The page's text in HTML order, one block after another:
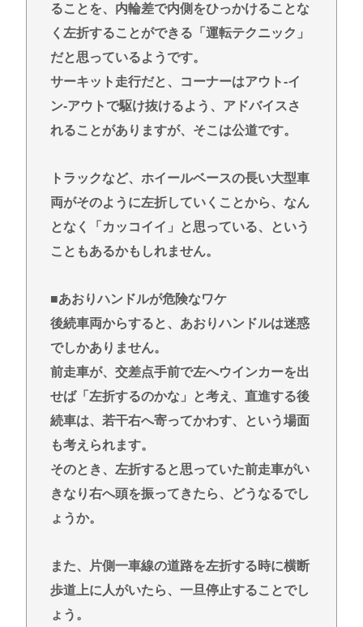
ることを、内輪差で内側をひっかけることな
く左折することができる「運転テクニック」
だと思っているようです。
サーキット走行だと、コーナーはアウト-イ
ン-アウトで駆け抜けるよう、アドバイスさ
れることがありますが、そこは公道です。
トラックなど、ホイールベースの長い大型車
両がそのように左折していくことから、なん
となく「カッコイイ」と思っている、という
こともあるかもしれません。
■あおりハンドルが危険なワケ
後続車両からすると、あおりハンドルは迷惑
でしかありません。
前走車が、交差点手前で左へウインカーを出
せば「左折するのかな」と考え、直進する後
続車は、若干右へ寄ってかわす、という場面
も考えられます。
そのとき、左折すると思っていた前走車がい
きなり右へ頭を振ってきたら、どうなるでし
ょうか。
また、片側一車線の道路を左折する時に横断
歩道上に人がいたら、一旦停止することでし
ょう。